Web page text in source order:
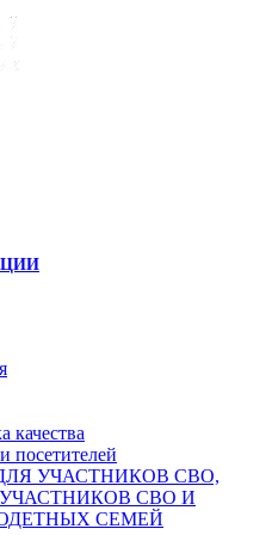
качества
посетителей
УЧАСТНИКОВ СВО,
СВО И
СЕМЕЙ